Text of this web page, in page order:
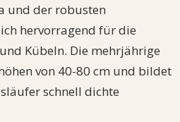
und der robusten
hervorragend für die
Kübeln. Die mehrjährige
von 40-80 cm und bildet
schnell dichte